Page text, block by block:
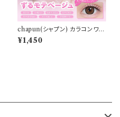
chapun(シャプン) カラコンワン
デー【COLOR：ずるモテベージ
ュ】1箱10枚 デイリー 使い捨て
¥1,450